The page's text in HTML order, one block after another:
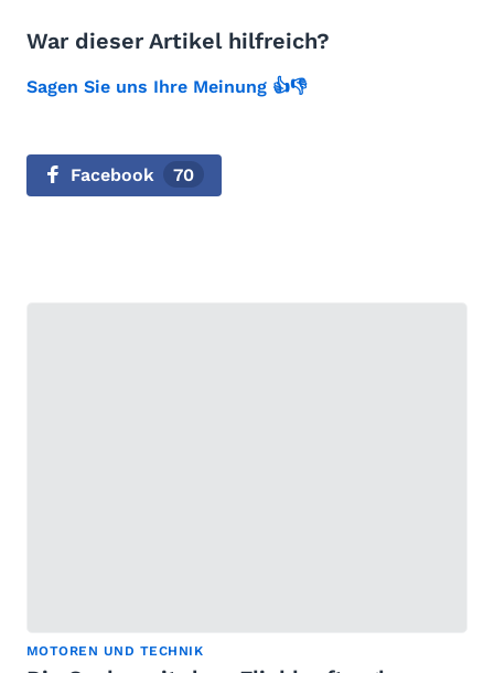
War dieser Artikel hilfreich?
Sagen Sie uns Ihre Meinung 👍👎
Facebook 70
MOTOREN UND TECHNIK